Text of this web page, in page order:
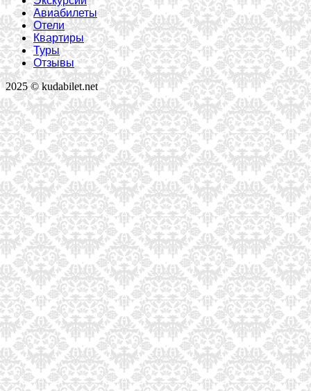
Авиабилеты
Отели
Квартиры
Туры
Отзывы
2025 © kudabilet.net